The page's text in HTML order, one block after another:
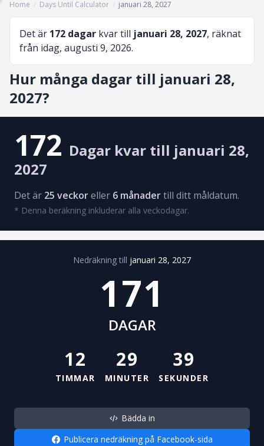
Home / Days Until Calculator / januari 28, 2027
Det är 172 dagar kvar till januari 28, 2027, räknat
från idag, augusti 9, 2026.
Hur många dagar till januari 28,
2027?
172 Dagar kvar till januari 28,
2027
Det är 25 veckoreller 6 månadertill ditt måldatum.
* Denna beräkning inkluderar alla veckodagar.
Nedräkning till januari 28, 2027
171
DAGAR
12
TIMMAR
29
MINUTER
39
SEKUNDER
Bädda in
Publicera nedräkning på Facebook-sida